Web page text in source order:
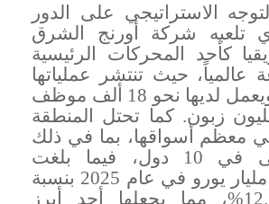
الاستراتيجي على الدور
تلعبه شركة أورنج الشرق
كأحد المحركات الرئيسية
عالمياً، حيث تنتشر عملياتها
في 17 دولة، ويعمل لديها نحو 18 ألف موظف
179 مليون زبون. كما تحتل المنطقة
في معظم أسواقها، بما في ذلك
المرتبة الأولى في 10 دول، فيما بلغت
الإيرادات 8.4 مليار يورو في عام 2025 بنسبة
نمو بلغت 12.2%، مما يجعلها أحد أبرز